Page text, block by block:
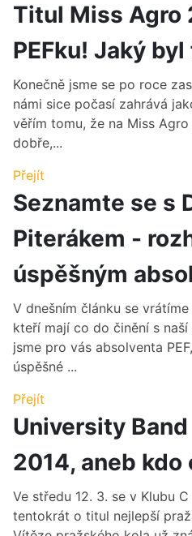
Titul Miss Agro
PEFku! Jaký
Konečně jsme se po roce
námi sice počasí zahrává
věřím tomu, že na Miss
dobře,...
Přejít
Seznamte se s
Piterákem -
úspěšným
V dnešním článku se
kteří mají co do činění s
jsme pro vás absolventa
úspěšné ...
Přejít
University
2014, aneb kdo
Ve středu 12. 3. se v Klubu
tentokrát o titul nejlepší